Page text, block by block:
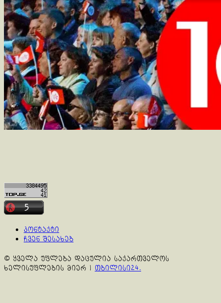
კონტაქტი
ჩვენ შესახებ
© ყველა უფლება დაცულია საქართველოს
ხელისუფლების მიერ | თბილისი24.